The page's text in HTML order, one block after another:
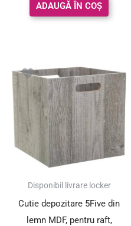
ADAUGĂ ÎN COȘ
SUPER PREȚ!
Disponibil livrare locker
Cutie depozitare 5Five din
lemn MDF, pentru raft,
inițial
a
fost:
50.00 lei.
curent
este:
42.50 lei.